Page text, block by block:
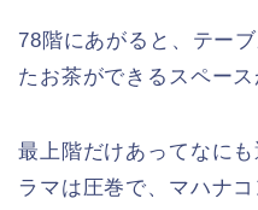
78階にあがると、テー
たお茶ができるスペース
最上階だけあってなに
ラマは圧巻で、マハナ